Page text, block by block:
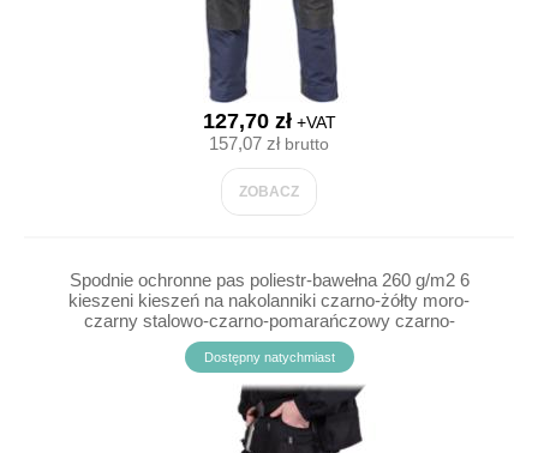
127,70 zł+VAT
157,07 złbrutto
ZOBACZ
Spodnie ochronne pas poliestr-bawełna 260 g/m2 6
kieszeni kieszeń na nakolanniki czarno-żółty moro-
czarny stalowo-czarno-pomarańczowy czarno-
jasnoszary szaro-czarno-jasnoszary FORECO-T - 46-
62
Dostępny natychmiast